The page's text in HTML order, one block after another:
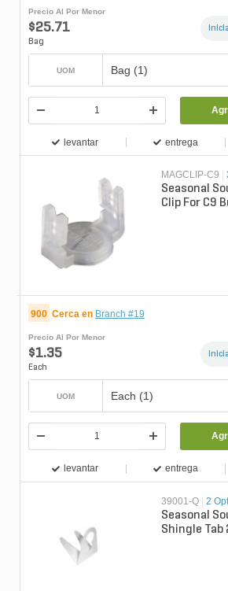
Precio Al Por Menor
$25.71
Bag
UOM Bag (1)
levantar entrega
MAGCLIP-C9
Seasonal
Clip For C9
900 Cerca en Branch #19
Precio Al Por Menor
$1.35
Each
UOM Each (1)
levantar entrega
39001-Q | 2
Seasonal
Shingle Tab